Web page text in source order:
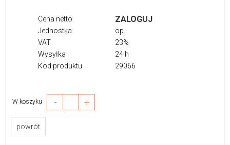
Cena netto ZALOGUJ
Jednostka
op.
VAT
23%
Wysyłka
24 h
Kod produktu
29066
W koszyku - +
powrót